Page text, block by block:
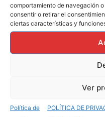
comportamiento de navegación
consentir o retirar el
ciertas características y
Ver
Política de
POLÍTICA DE
Abajo» se
contagiosos y
no solo fue
que también
consolidando a
capaz de
«The Last Don II»
receso, Don